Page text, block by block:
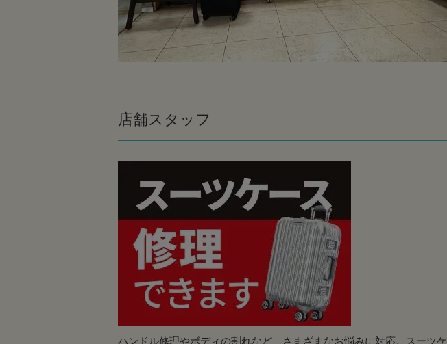
店舗スタッフ
ハンドル修理やボディの割れなど、さまざまなお悩みに対応。スーツケ